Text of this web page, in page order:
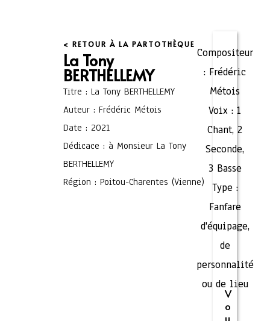
< RETOUR À LA PARTOTHÈQUE
La Tony
BERTHELLEMY
Titre : La Tony BERTHELLEMY
Auteur : Frédéric Métois
Date : 2021
Dédicace : à Monsieur La Tony
BERTHELLEMY
Région : Poitou-Charentes (Vienne)
Compositeur
: Frédéric
Métois
Voix : 1
Chant,2
Seconde,
3 Basse
Type :
Fanfare
d'équipage,
de
personnalité
ou de lieu
V
o
u